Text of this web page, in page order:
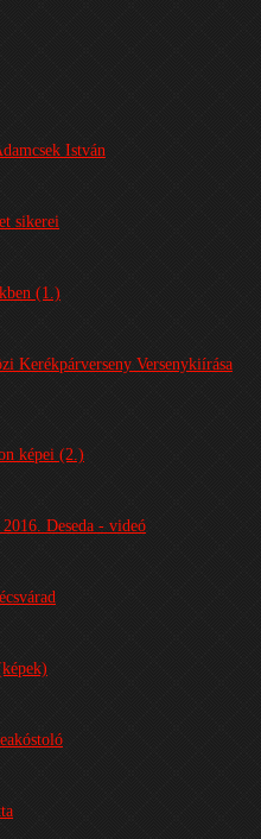
István
sikerei
(1.)
Kerékpárverseny Versenykiírása
képei (2.)
Deseda - videó